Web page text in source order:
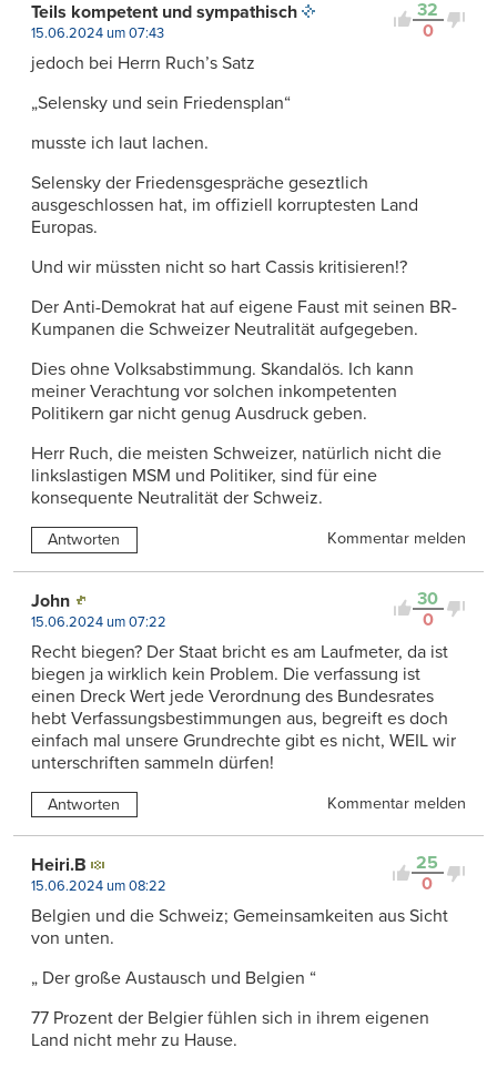
32
0
Teils kompetent und sympathisch
15.06.2024 um 07:43
jedoch bei Herrn Ruch’s Satz
„Selensky und sein Friedensplan“
musste ich laut lachen.
Selensky der Friedensgespräche geseztlich
ausgeschlossen hat, im offiziell korruptesten Land
Europas.
Und wir müssten nicht so hart Cassis kritisieren!?
Der Anti-Demokrat hat auf eigene Faust mit seinen BR-
Kumpanen die Schweizer Neutralität aufgegeben.
Dies ohne Volksabstimmung. Skandalös. Ich kann
meiner Verachtung vor solchen inkompetenten
Politikern gar nicht genug Ausdruck geben.
Herr Ruch, die meisten Schweizer, natürlich nicht die
linkslastigen MSM und Politiker, sind für eine
konsequente Neutralität der Schweiz.
Antworten Kommentar melden
30
0
John
15.06.2024 um 07:22
Recht biegen? Der Staat bricht es am Laufmeter, da ist
biegen ja wirklich kein Problem. Die verfassung ist
einen Dreck Wert jede Verordnung des Bundesrates
hebt Verfassungsbestimmungen aus, begreift es doch
einfach mal unsere Grundrechte gibt es nicht, WEIL wir
unterschriften sammeln dürfen!
Antworten Kommentar melden
25
0
Heiri.B
15.06.2024 um 08:22
Belgien und die Schweiz; Gemeinsamkeiten aus Sicht
von unten.
„ Der große Austausch und Belgien “
77 Prozent der Belgier fühlen sich in ihrem eigenen
Land nicht mehr zu Hause.